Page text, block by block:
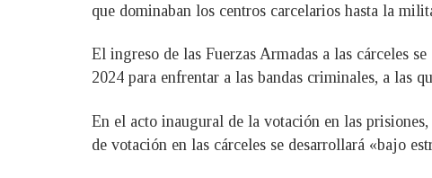
que dominaban los centros carcelarios hasta la
El ingreso de las Fuerzas Armadas a las cárceles
2024 para enfrentar a las bandas criminales, a las
En el acto inaugural de la votación en las
de votación en las cárceles se desarrollará «bajo